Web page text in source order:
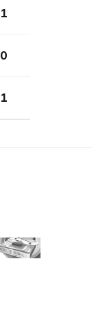
1
0
1